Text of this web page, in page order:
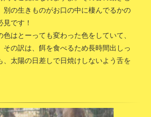
別の生きものがお口の中に棲んでるかの
です！
はとーっても変わった色をしていて、
その訳は、餌を食べるため長時間出しっ
、太陽の日差しで日焼けしないよう舌を